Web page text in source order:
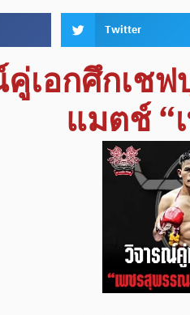
Twitter
เอกศึกเช
แมตช์ “